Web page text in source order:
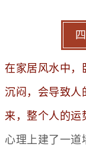
在家居风水中，
沉闷，会导致
来，整个人的运
心理上建了一